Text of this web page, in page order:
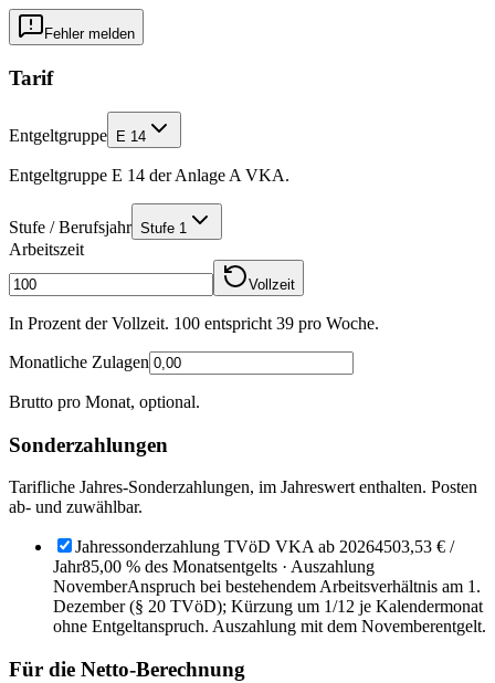
Fehler melden
Tarif
Entgeltgruppe E 14
Entgeltgruppe E 14 der Anlage A VKA.
Stufe / Berufsjahr Stufe 1
Arbeitszeit
Vollzeit
In Prozent der Vollzeit. 100 entspricht 39 pro Woche.
Monatliche Zulagen
Brutto pro Monat, optional.
Sonderzahlungen
Tarifliche Jahres-Sonderzahlungen, im Jahreswert enthalten. Posten
ab- und zuwählbar.
Jahressonderzahlung TVöD VKA ab 20264503,53 € /
Jahr85,00 % des Monatsentgelts · Auszahlung
NovemberAnspruch bei bestehendem Arbeitsverhältnis am 1.
Dezember (§ 20 TVöD); Kürzung um 1/12 je Kalendermonat
ohne Entgeltanspruch. Auszahlung mit dem Novemberentgelt.
Für die Netto-Berechnung